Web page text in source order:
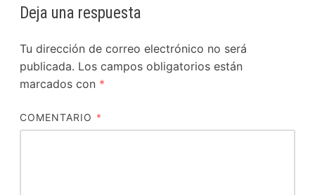
Deja una respuesta
Tu dirección de correo electrónico no será
publicada. Los campos obligatorios están
marcados con *
COMENTARIO *